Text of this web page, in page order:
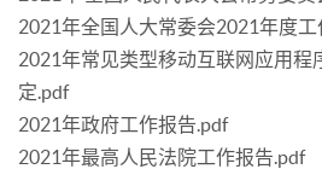
2021年全国人大常委会2021年度工
2021年常见类型移动互联网应用程
定.pdf
2021年政府工作报告.pdf
2021年最高人民法院工作报告.pdf